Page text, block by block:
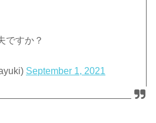
ですか？
September 1, 2021